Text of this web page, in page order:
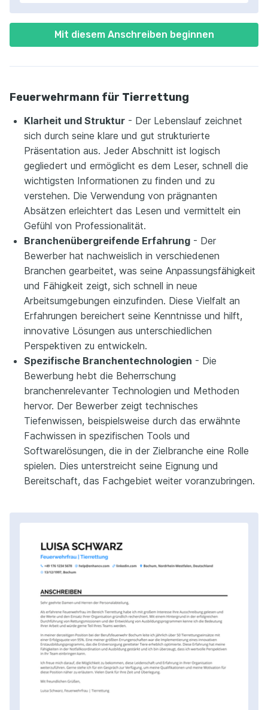
Mit diesem Anschreiben beginnen
Feuerwehrmann für Tierrettung
Klarheit und Struktur - Der Lebenslauf zeichnet
sich durch seine klare und gut strukturierte
Präsentation aus. Jeder Abschnitt ist logisch
gegliedert und ermöglicht es dem Leser, schnell die
wichtigsten Informationen zu finden und zu
verstehen. Die Verwendung von prägnanten
Absätzen erleichtert das Lesen und vermittelt ein
Gefühl von Professionalität.
Branchenübergreifende Erfahrung - Der
Bewerber hat nachweislich in verschiedenen
Branchen gearbeitet, was seine Anpassungsfähigkeit
und Fähigkeit zeigt, sich schnell in neue
Arbeitsumgebungen einzufinden. Diese Vielfalt an
Erfahrungen bereichert seine Kenntnisse und hilft,
innovative Lösungen aus unterschiedlichen
Perspektiven zu entwickeln.
Spezifische Branchentechnologien - Die
Bewerbung hebt die Beherrschung
branchenrelevanter Technologien und Methoden
hervor. Der Bewerber zeigt technisches
Tiefenwissen, beispielsweise durch das erwähnte
Fachwissen in spezifischen Tools und
Softwarelösungen, die in der Zielbranche eine Rolle
spielen. Dies unterstreicht seine Eignung und
Bereitschaft, das Fachgebiet weiter voranzubringen.